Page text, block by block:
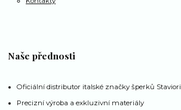
Naše přednosti
Oficiální distributor italské značky šperků Staviori
Precizní výroba a exkluzivní materiály